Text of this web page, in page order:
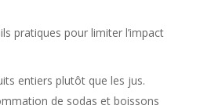
pratiques pour limiter l’impact
entiers plutôt que les jus.
de sodas et boissons